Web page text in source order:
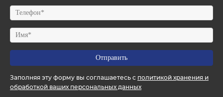
Заполняя эту форму вы соглашаетесь с политикой хранения и
обработкой ваших персональных данных